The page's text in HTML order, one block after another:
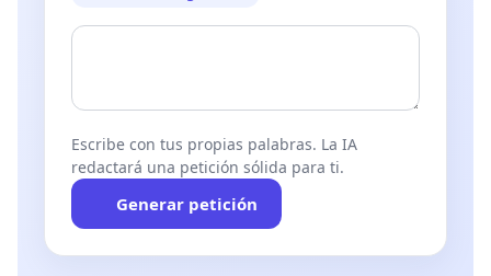
Escribe con tus propias palabras. La IA
redactará una petición sólida para ti.
Generar petición